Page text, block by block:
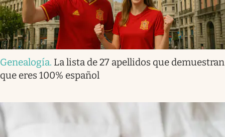
Genealogía. La lista de 27 apellidos que demuestran
que eres 100% español